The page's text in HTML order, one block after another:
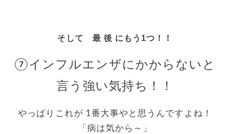
そして 最 後 にもう1つ！！
⑦インフルエンザにかからないと
言う強い気持ち！！
やっぱりこれが 1番大事やと思うんですよね！
「病は気から～」